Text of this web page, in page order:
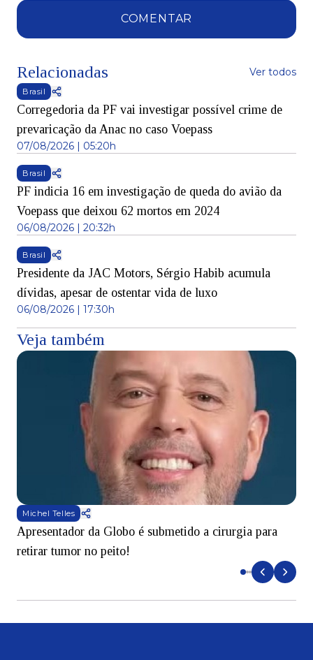
COMENTAR
Relacionadas Ver todos
Brasil
Corregedoria da PF vai investigar possível crime de
prevaricação da Anac no caso Voepass
07/08/2026 | 05:20h
Brasil
PF indicia 16 em investigação de queda do avião da
Voepass que deixou 62 mortos em 2024
06/08/2026 | 20:32h
Brasil
Presidente da JAC Motors, Sérgio Habib acumula
dívidas, apesar de ostentar vida de luxo
06/08/2026 | 17:30h
Veja também
Michel Telles
Apresentador da Globo é submetido a cirurgia para
retirar tumor no peito!